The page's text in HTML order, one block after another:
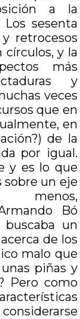
a la
sesenta
retrocesos
círculos, y la
más
y
veces
que en
en
de la
por igual.
y es lo que
sobre un eje
menos,
Bó
buscaba un
de los
malo que
piñas y
Pero como